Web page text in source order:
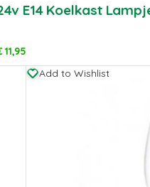
E14 Koelkast
11,95
Add to Wishlist